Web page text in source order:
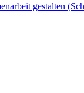
gestalten